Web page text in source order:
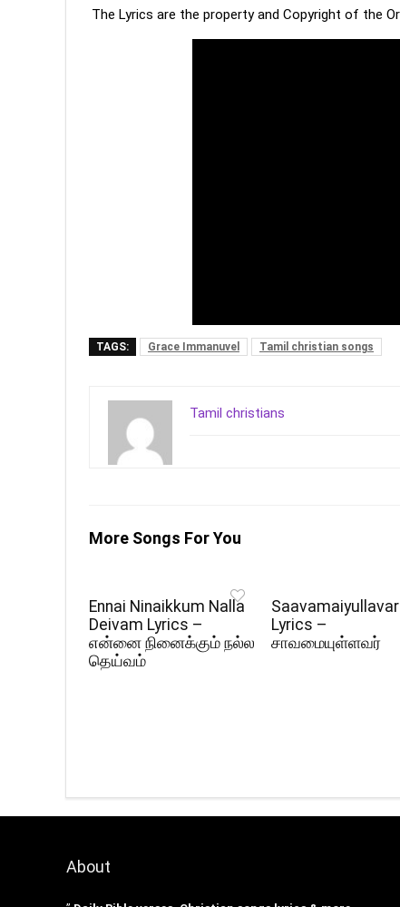
The Lyrics are the property and Copyright of the
TAGS: Grace Immanuvel Tamil christian songs
Tamil christians
More Songs For You
Ennai Ninaikkum Nalla
Deivam Lyrics –
என்னை நினைக்கும் நல்ல
தெய்வம்
Saavamaiyullavar
Lyrics –
சாவமையுள்ளவர்
About